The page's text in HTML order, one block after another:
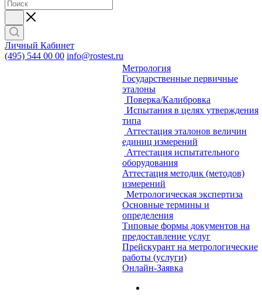
Личный Кабинет
(495) 544 00 00 info@rostest.ru
Метрология
Государственные первичные
эталоны
Поверка/Калибровка
Испытания в целях утверждения
типа
Аттестация эталонов величин
единиц измерений
Аттестация испытательного
оборудования
Аттестация методик (методов)
измерений
Метрологическая экспертиза
Основные термины и
определения
Типовые формы документов на
предоставление услуг
Прейскурант на метрологические
работы (услуги)
Онлайн-Заявка